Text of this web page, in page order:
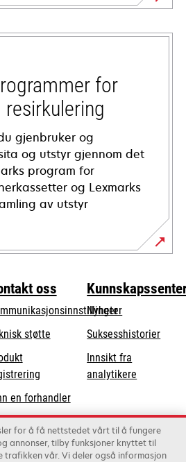
for
gjenbruker og
og utstyr gjennom det
program for
og Lexmarks
av utstyr
oss
støtteopens
tab
en forhandler
over
Nyheter
Suksesshistorier
Innsikt fra
analytikere
for å få nettstedet vårt til å fungere
annonser, tilby funksjoner knyttet til
trafikken vår. Vi deler også informasjon